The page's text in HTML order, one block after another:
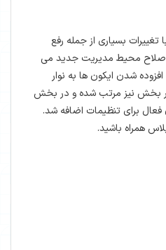
بسیاری از جمله رفع
محیط مدیریت جدید می
شدن ایکون ها به نوار
بخش نیز مرتب شده و در بخش
فعال برای تنظیمات اضافه شد.
همراه باشید.